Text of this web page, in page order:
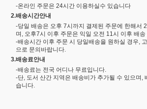
-온라인 주문은 24시간 이용하실수 있습니다
2.배송시간안내
-당일 배송은 오후 7시까지 결제된 주문에 한해서
며, 오후7시 이후 주문은 익일 오전 11시 이후 배
-배송시간 이후 주문 시 당일배송을 원하실 경우,
으로 문의바랍니다.
3.배송료안내
-배송료는 전국 어디나 무료입니다.
-단, 도서 산간 지역은 배송비가 추가될 수 있으며,
습니다.